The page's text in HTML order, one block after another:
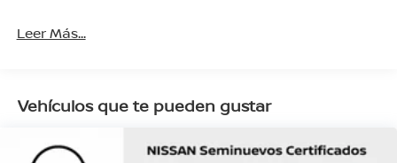
Leer Más...
Vehículos que te pueden gustar